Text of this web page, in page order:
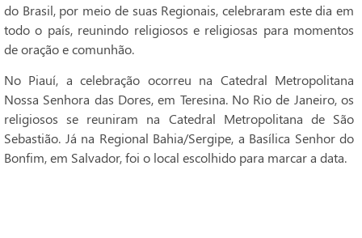
do Brasil, por meio de suas Regionais, celebraram este dia em
todo o país, reunindo religiosos e religiosas para momentos
de oração e comunhão.
No Piauí, a celebração ocorreu na Catedral Metropolitana
Nossa Senhora das Dores, em Teresina. No Rio de Janeiro, os
religiosos se reuniram na Catedral Metropolitana de São
Sebastião. Já na Regional Bahia/Sergipe, a Basílica Senhor do
Bonfim, em Salvador, foi o local escolhido para marcar a data.